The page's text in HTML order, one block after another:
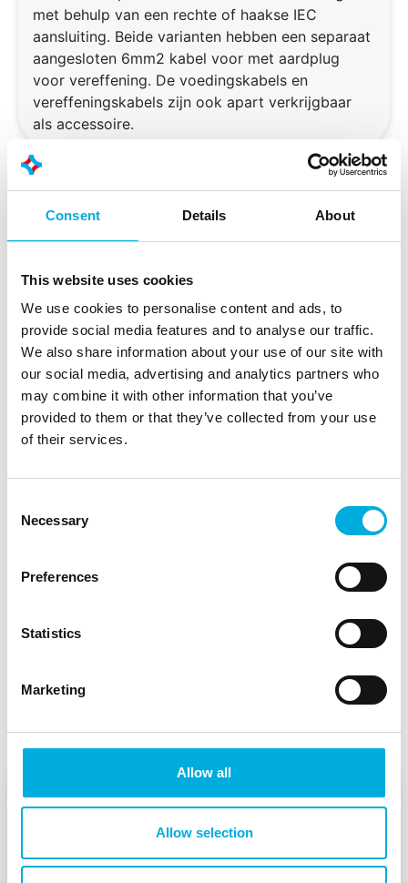
Consent Details About
This website uses cookies
We use cookies to personalise content and ads, to
provide social media features and to analyse our traffic.
We also share information about your use of our site with
our social media, advertising and analytics partners who
may combine it with other information that you’ve
provided to them or that they’ve collected from your use
of their services.
Selection
Necessary
Preferences
Statistics
Marketing
Allow all
Allow selection
met behulp van een rechte of haakse IEC
aansluiting. Beide varianten hebben een separaat
aangesloten 6mm2 kabel voor met aardplug
voor vereffening. De voedingskabels en
vereffeningskabels zijn ook apart verkrijgbaar
als accessoire.
samenstellen
Drie modellen van de contactdoosstrook zijn uit
voorraad leverbaar, maar zijn ook naar wens te
configureren. Door de vele opties,
bevestigingsmaterialen, kabellengtes en accessoires
kan de Pulti Medical op iedere gewenste omgeving
worden afgestemd. Neem contact op met onze
Henk Haitsma